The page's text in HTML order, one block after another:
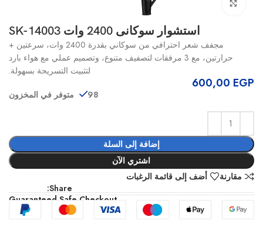
استشوار سوكانى 2400 وات SK-14003
مجفف شعر احترافي من سوكاني بقدرة 2400 وات، سرعتين +
حرارتين، مع 3 مرفقات لتصفيف متنوع، وتصميم عملي مع هواء بارد
لتثبيت التسريحة بسهولة.
600,00 EGP
98 متوفر في المخزون
إضافة إلى السلة
اشتري الآن
مقارنة
أضف إلى قائمة الرغبات
Share:
Guaranteed Safe Checkout